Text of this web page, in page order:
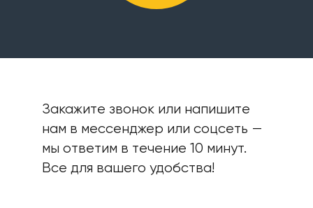
Закажите звонок или напишите
нам в мессенджер или соцсеть —
мы ответим в течение 10 минут.
Все для вашего удобства!